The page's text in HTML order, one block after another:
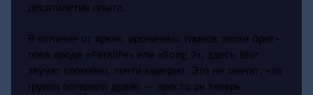
десятилетия опыта.
В отличие от ярких, ироничных гимнов эпохи брит-
попа вроде «Parklife» или «Song 2», здесь Blur
звучат спокойно, почти камерно. Это не значит, что
группа потеряла драйв — просто он теперь